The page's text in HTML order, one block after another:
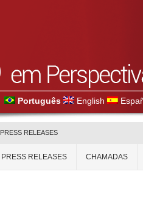
Português English
PRESS RELEASES
PRESS RELEASES CHAMADAS